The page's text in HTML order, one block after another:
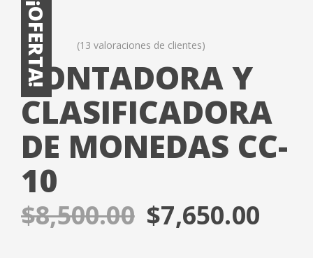
¡OFERTA!
Valorado
4.92sobre 5
basado en
13
puntuaciones
de clientes
(13 valoraciones de clientes)
CONTADORA Y
CLASIFICADORA
DE MONEDAS CC-
10
$8,500.00 $7,650.00